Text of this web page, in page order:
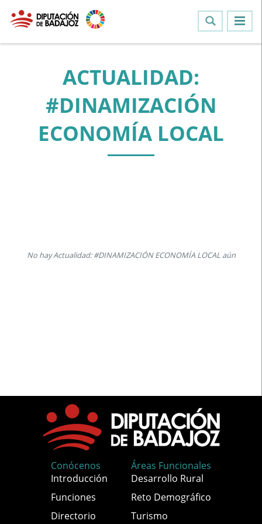
ACTUALIDAD:
#DINAMIZACIÓN
ECONOMÍA LOCAL
No hay Actualidad: #DINAMIZACIÓN ECONOMÍA LOCAL aún
Conócenos
Introducción
Funciones
Directorio
Áreas Funcionales
Desarrollo Rural
Reto Demográfico
Turismo